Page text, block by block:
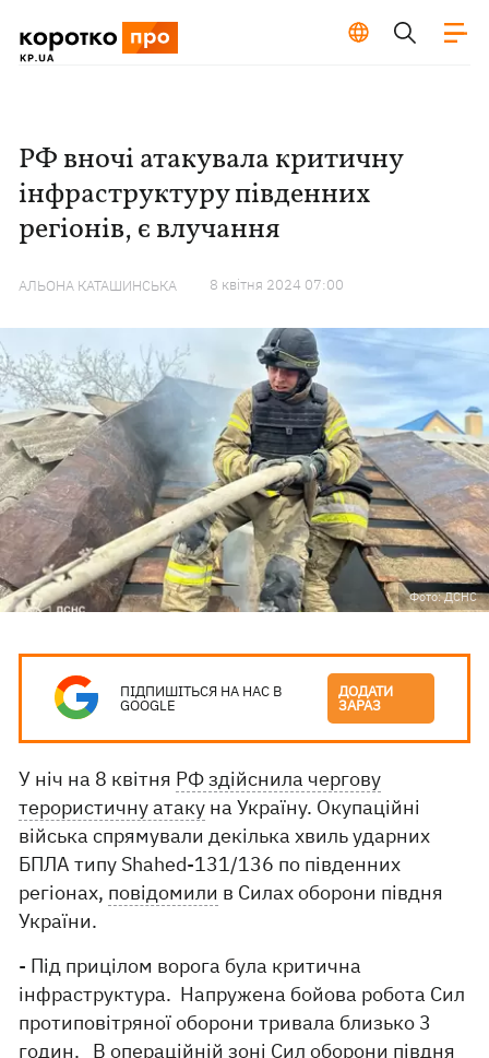
РФ вночі атакувала критичну
інфраструктуру південних
регіонів, є влучання
АЛЬОНА КАТАШИНСЬКА 8 квiтня 2024 07:00
Фото: ДСНС
ПІДПИШІТЬСЯ НА НАС В
GOOGLE
ДОДАТИ
ЗАРАЗ
У ніч на 8 квітня РФ здійснила чергову
терористичну атаку на Україну. Окупаційні
війська спрямували декілька хвиль ударних
БПЛА типу Shahed-131/136 по південних
регіонах, повідомили в Силах оборони півдня
України.
- Під прицілом ворога була критична
інфраструктура. Напружена бойова робота Сил
протиповітряної оборони тривала близько 3
годин. В операційній зоні Сил оборони півдня